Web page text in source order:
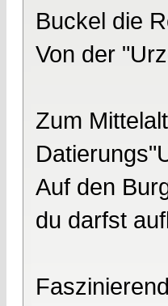
Buckel die
Von der
Zum
Auf den
du darfst